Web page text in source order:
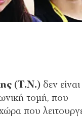
(Τ.Ν.) δεν είναι
τοµή, που
που